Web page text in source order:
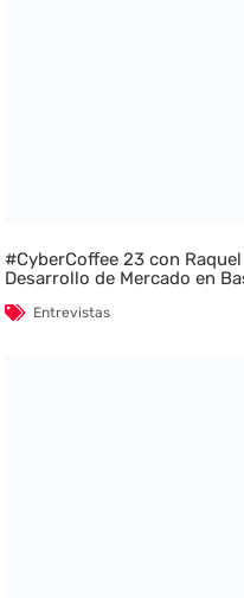
#CyberCoffee 23 con
Desarrollo de Mercado en
Entrevistas